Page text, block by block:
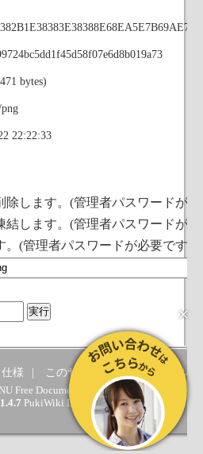
bytes)
22:22:33
除します。(管理者パスワードが
結します。(管理者パスワードが
。(管理者パスワードが必要です)
仕様 このサイトへの要望 ヘルプ
Free Documentation License.
PukiWiki Developers Team( GPL )
×